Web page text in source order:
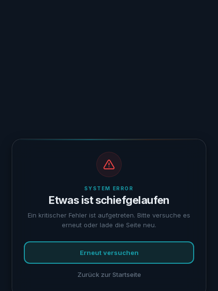
SYSTEM ERROR
Etwas ist schiefgelaufen
Ein kritischer Fehler ist aufgetreten. Bitte versuche es
erneut oder lade die Seite neu.
Erneut versuchen
Zurück zur Startseite